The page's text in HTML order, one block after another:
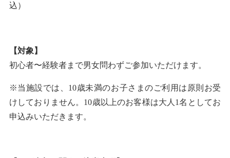
込）
【対象】
初心者〜経験者まで男女問わずご参加いただけます。
※当施設では、10歳未満のお子さまのご利用は原則お受
けしておりません。10歳以上のお客様は大人1名としてお
申込みいただきます。